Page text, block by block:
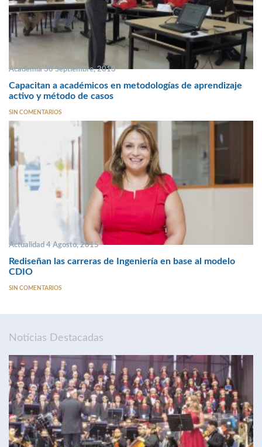
Academia 30 Septiembre, 2013
Capacitan a académicos en metodologías de aprendizaje
activo y método de casos
SIN COMENTARIOS
Actualidad 4 Agosto, 2015
Rediseñan las carreras de Ingeniería en base al modelo
CDIO
SIN COMENTARIOS
Noticias Destacadas